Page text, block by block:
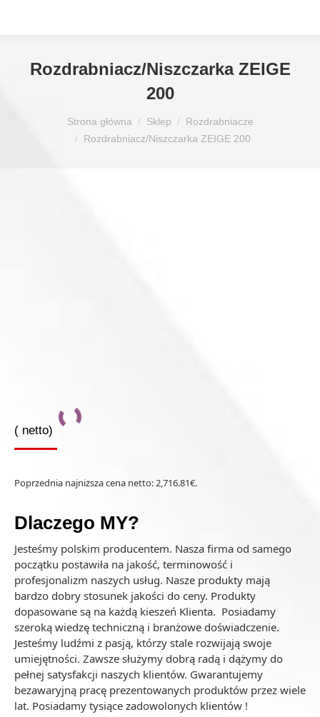
Rozdrabniacz/Niszczarka ZEIGE
200
Strona główna Sklep
Rozdrabniacze
Rozdrabniacz/Niszczarka ZEIGE 200
( netto)
Poprzednia najniższa cena netto:2,716.81€.
Dlaczego MY?
Jesteśmy polskim producentem. Nasza firma od samego
początku postawiła na jakość, terminowość i
profesjonalizm naszych usług. Nasze produkty mają
bardzo dobry stosunek jakości do ceny. Produkty
dopasowane są na każdą kieszeń Klienta. Posiadamy
szeroką wiedzę techniczną i branżowe doświadczenie.
Jesteśmy ludźmi z pasją, którzy stale rozwijają swoje
umiejętności. Zawsze służymy dobrą radą i dążymy do
pełnej satysfakcji naszych klientów. Gwarantujemy
bezawaryjną pracę prezentowanych produktów przez wiele
lat. Posiadamy tysiące zadowolonych klientów !